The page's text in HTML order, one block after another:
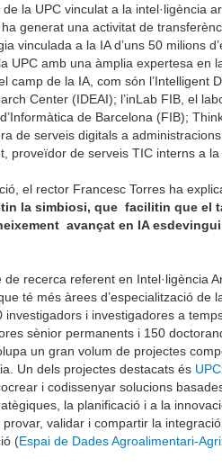
la UPC vinculat a la intel·ligència
generat una activitat de
vinculada a la IA d’uns 50 milions
UPC amb una àmplia expertesa en
camp de la IA, com són l’Intelligent
Center (IDEAI); l’inLab FIB, el
de Barcelona (FIB);
de serveis digitals a
proveïdor de serveis TIC interns a la
el rector Francesc Torres ha
la simbiosi, que facilitin que el
avançat en IA
de recerca referent en Intel·ligència
té més àrees d’especialització de
investigadors i investigadores a
sènior permanents i 150
un gran volum de projectes
Un dels projectes destacats és
i codissenyar solucions
la planificació i a la
validar i compartir la
(Espai de Dades Agroalimentari-